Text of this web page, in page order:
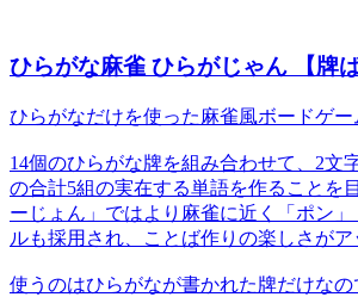
ひらがな麻雀 ひらがじゃん 【牌
ひらがなだけを使った麻雀風ボードゲー
14個のひらがな牌を組み合わせて、2文
の合計5組の実在する単語を作ることを
ーじょん」ではより麻雀に近く「ポン
ルも採用され、ことば作りの楽しさがア
使うのはひらがなが書かれた牌だけなの